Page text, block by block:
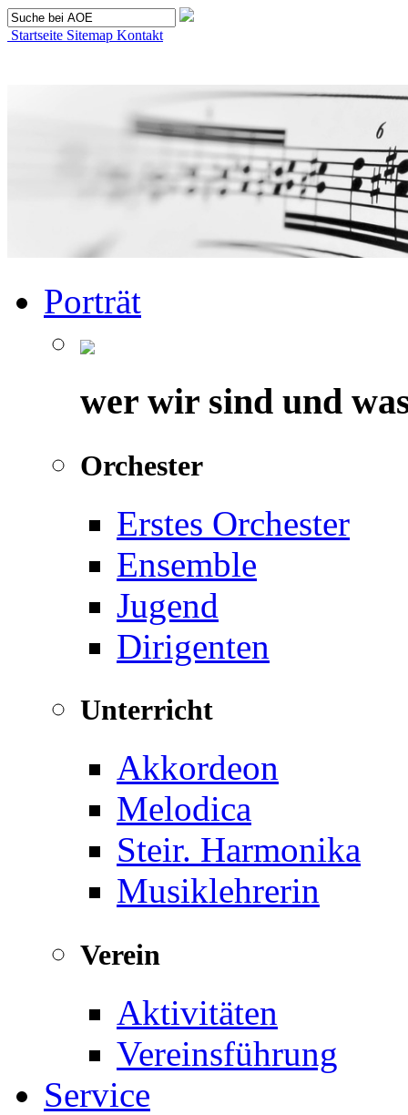
Startseite Sitemap Kontakt
Porträt
wer wir sind und
Orchester
Erstes Orchester
Ensemble
Jugend
Dirigenten
Unterricht
Akkordeon
Melodica
Steir. Harmonika
Musiklehrerin
Verein
Aktivitäten
Vereinsführung
Service